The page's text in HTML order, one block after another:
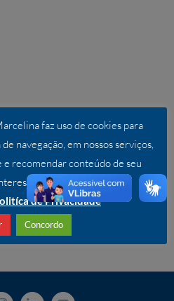
faz uso de cookies para
navegação, em nossos serviços,
recomendar conteúdo de seu
de Privacidade
Concordo